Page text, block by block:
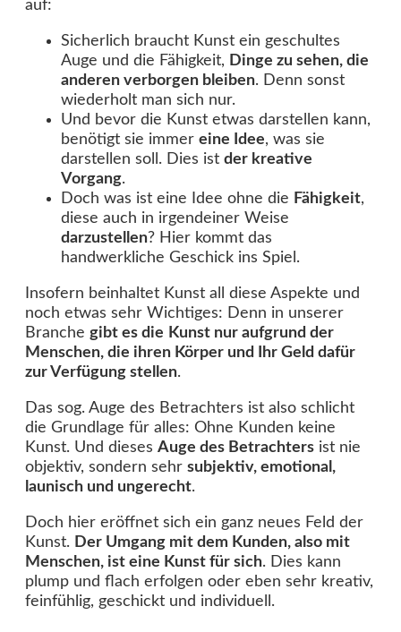
auf:
Sicherlich braucht Kunst ein geschultes
Auge und die Fähigkeit, Dinge zu sehen, die
anderen verborgen bleiben. Denn sonst
wiederholt man sich nur.
Und bevor die Kunst etwas darstellen kann,
benötigt sie immer eine Idee, was sie
darstellen soll. Dies ist der kreative
Vorgang.
Doch was ist eine Idee ohne die Fähigkeit,
diese auch in irgendeiner Weise
darzustellen? Hier kommt das
handwerkliche Geschick ins Spiel.
Insofern beinhaltet Kunst all diese Aspekte und
noch etwas sehr Wichtiges: Denn in unserer
Branche gibt es die Kunst nur aufgrund der
Menschen, die ihren Körper und Ihr Geld dafür
zur Verfügung stellen.
Das sog. Auge des Betrachters ist also schlicht
die Grundlage für alles: Ohne Kunden keine
Kunst. Und dieses Auge des Betrachters ist nie
objektiv, sondern sehr subjektiv, emotional,
launisch und ungerecht.
Doch hier eröffnet sich ein ganz neues Feld der
Kunst. Der Umgang mit dem Kunden, also mit
Menschen, ist eine Kunst für sich. Dies kann
plump und flach erfolgen oder eben sehr kreativ,
feinfühlig, geschickt und individuell.